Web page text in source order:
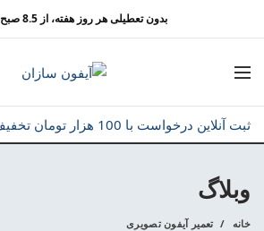
بدون تعطیلی هر روز هفته، از 8.5 صبح تا 9 شب
ثبت آنلاین درخواست با 100 هزار تومان تخفیف
وبلاگ
خانه تعمیر آیفون تصویری